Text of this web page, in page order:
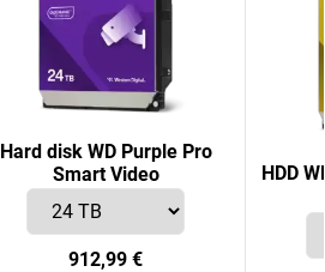
Hard disk WD Purple Pro
Smart Video
912,99 €
HDD